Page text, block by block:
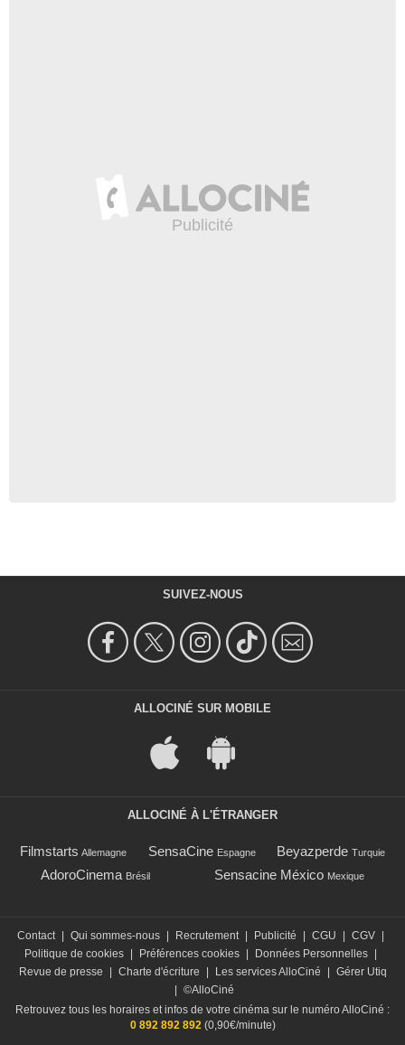
SUIVEZ-NOUS
ALLOCINÉ SUR MOBILE
ALLOCINÉ À L'ÉTRANGER
Filmstarts Allemagne SensaCine Espagne Beyazperde Turquie
AdoroCinema Brésil Sensacine México Mexique
Contact Qui sommes-nous Recrutement Publicité CGU CGV
Politique de cookies
Préférences cookies Données Personnelles
Revue de presse
Charte d'écriture Les services AlloCiné
Gérer Utiq
©AlloCiné
Retrouvez tous les horaires et infos de votre cinéma sur le numéro AlloCiné :
0 892 892 892(0,90€/minute)